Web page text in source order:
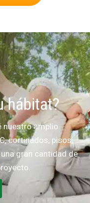
hábitat?
nuestro amplio
cortinados, pisos,
gran cantidad de